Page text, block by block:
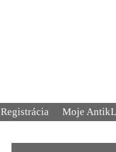
Registrácia Moje